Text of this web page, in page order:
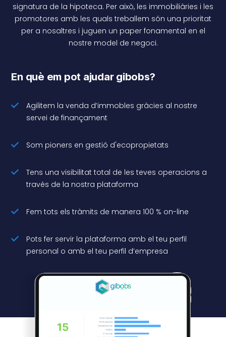
signatura de la hipoteca. Per això, les immobiliàries i les
promotores amb les quals treballem són una prioritat
per a nosaltres i juguen un paper fonamental en el
nostre model de negoci.
En què em pot ajudar gibobs?
Agilitem la venda d’immobles gràcies al nostre
servei de finançament
Som pioners en gestió d'ecopropietats
Tens una visibilitat total de les teves operacions a
través de la nostra plataforma
Fem tots els tràmits de manera 100 % on-line
Pots fer servir la plataforma amb el teu perfil
personal o amb el teu perfil d’empresa